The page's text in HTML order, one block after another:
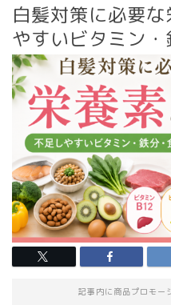
白髪対策に必要
やすいビタミン
記事内に商品プロモー